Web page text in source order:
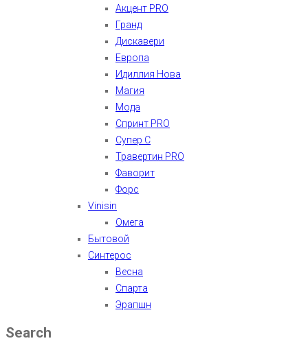
Акцент PRO
Гранд
Дискавери
Европа
Идиллия Нова
Магия
Мода
Спринт PRO
Супер С
Травертин PRO
Фаворит
Форс
Vinisin
Омега
Бытовой
Синтерос
Весна
Спарта
Эрапшн
Search